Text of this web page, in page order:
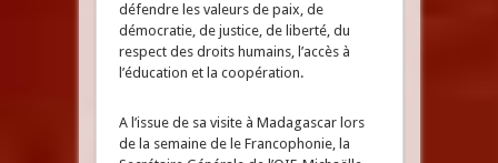
défendre les valeurs de paix, de
démocratie, de justice, de liberté, du
respect des droits humains, l’accès à
l’éducation et la coopération.
A l’issue de sa visite à Madagascar lors
de la semaine de le Francophonie, la